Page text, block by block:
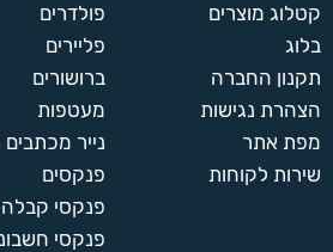
קטלוג מוצרים
בלוג
תקנון החברה
הצהרת נגישות
מפת אתר
שירות לקוחות
פולדרים
פליירים
ברושורים
מעטפות
נייר
פנקסים
פנקסי קבלה
פנקסי